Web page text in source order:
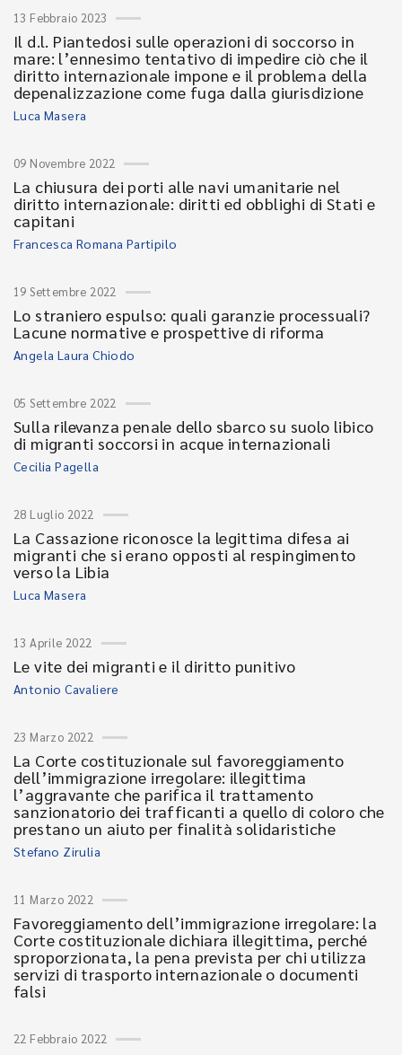
13 Febbraio 2023
Il d.l. Piantedosi sulle operazioni di soccorso in
mare: l’ennesimo tentativo di impedire ciò che il
diritto internazionale impone e il problema della
depenalizzazione come fuga dalla giurisdizione
Luca Masera
09 Novembre 2022
La chiusura dei porti alle navi umanitarie nel
diritto internazionale: diritti ed obblighi di Stati e
capitani
Francesca Romana Partipilo
19 Settembre 2022
Lo straniero espulso: quali garanzie processuali?
Lacune normative e prospettive di riforma
Angela Laura Chiodo
05 Settembre 2022
Sulla rilevanza penale dello sbarco su suolo libico
di migranti soccorsi in acque internazionali
Cecilia Pagella
28 Luglio 2022
La Cassazione riconosce la legittima difesa ai
migranti che si erano opposti al respingimento
verso la Libia
Luca Masera
13 Aprile 2022
Le vite dei migranti e il diritto punitivo
Antonio Cavaliere
23 Marzo 2022
La Corte costituzionale sul favoreggiamento
dell’immigrazione irregolare: illegittima
l’aggravante che parifica il trattamento
sanzionatorio dei trafficanti a quello di coloro che
prestano un aiuto per finalità solidaristiche
Stefano Zirulia
11 Marzo 2022
Favoreggiamento dell’immigrazione irregolare: la
Corte costituzionale dichiara illegittima, perché
sproporzionata, la pena prevista per chi utilizza
servizi di trasporto internazionale o documenti
falsi
22 Febbraio 2022